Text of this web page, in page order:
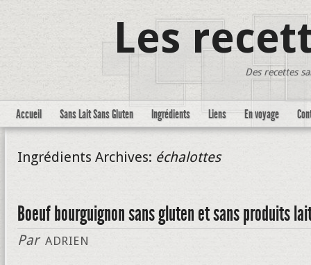
Les
Des recettes
Accueil Sans Lait Sans Gluten Ingrédients Liens En voyage
Ingrédients Archives: échalottes
Boeuf bourguignon sans gluten et sans produits
Par ADRIEN